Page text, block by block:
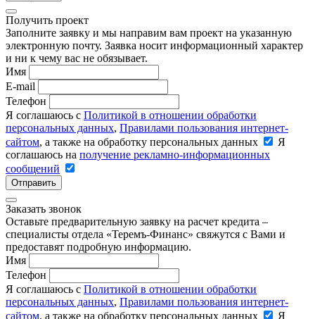
Получить проект
Заполните заявку и мы направим вам проект на указанную
электронную почту. Заявка носит информационный характер
и ни к чему вас не обязывает.
Имя
E-mail
Телефон
Я соглашаюсь с Политикой в отношении обработки
персональных данных, Правилами пользования интернет-
сайтом, а также на обработку персональных данных
Я
соглашаюсь на получение рекламно-информационных
сообщений
Отправить
Заказать звонок
Оставьте предварительную заявку на расчет кредита –
специалисты отдела «Теремъ-Финанс» свяжутся с Вами и
предоставят подробную информацию.
Имя
Телефон
Я соглашаюсь с Политикой в отношении обработки
персональных данных, Правилами пользования интернет-
сайтом, а также на обработку персональных данных Я